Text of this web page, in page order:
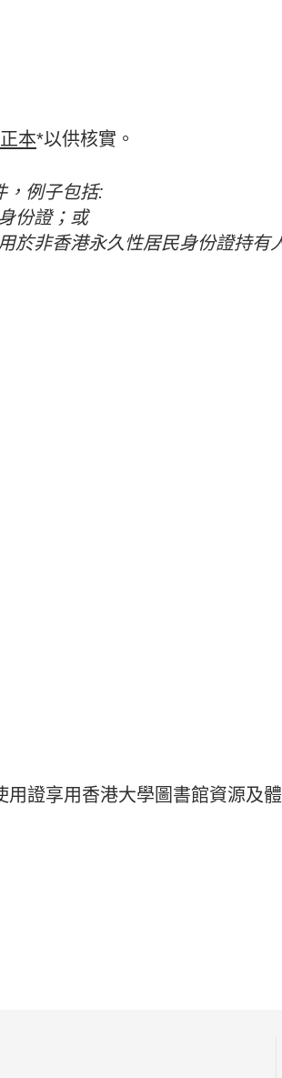
正本*以供核實。
，例子包括:
份證；或
於非香港永久性居民身份證持有
證享用香港大學圖書館資源及